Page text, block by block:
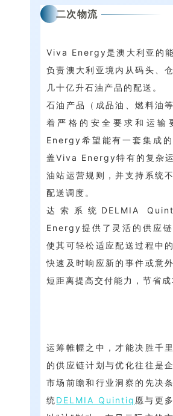
二次物流
Viva Energy是澳大利亚的能
负责澳大利亚境内从码头、
几十亿升石油产品的配送。
石油产品（成品油、燃料油
着严格的安全要求和运输
Energy希望能有一套集成
盖Viva Energy特有的复杂
油站运营规则，并支持系统
配送调度。
达索系统DELMIA
Energy提供了灵活的供应链
使其可轻松适应配送过程中
快速及时响应新的事件或意
短距离提高交付能力，节省成
运筹帷幄之中，才能决胜千
的供应链计划与优化往往是
市场前瞻和行业洞察的先决
统DELMIA Quintiq 愿与更